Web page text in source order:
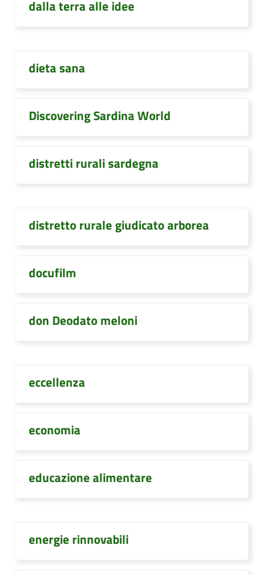
dalla terra alle idee
dieta sana
Discovering Sardina World
distretti rurali sardegna
distretto rurale giudicato arborea
docufilm
don Deodato meloni
eccellenza
economia
educazione alimentare
energie rinnovabili